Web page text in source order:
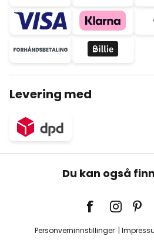
Levering med
Du kan også
Personverninnstillinger